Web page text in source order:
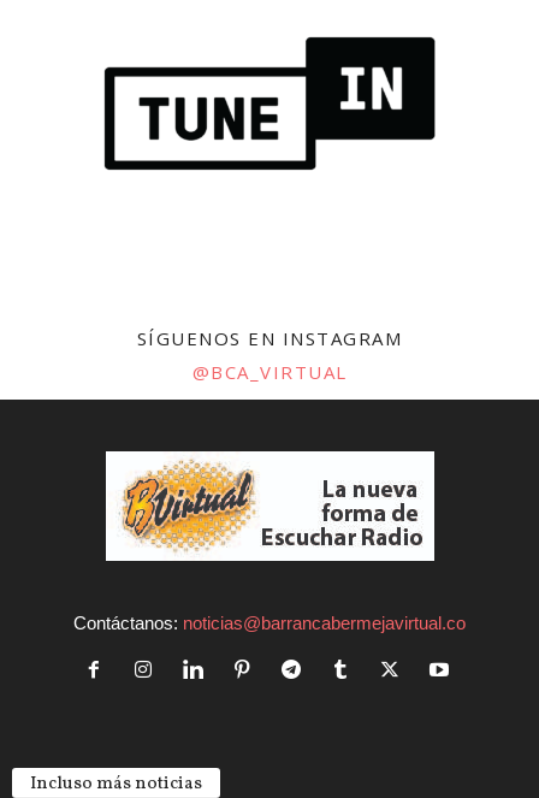
SÍGUENOS EN INSTAGRAM
@BCA_VIRTUAL
Contáctanos: noticias@barrancabermejavirtual.co
Incluso más noticias